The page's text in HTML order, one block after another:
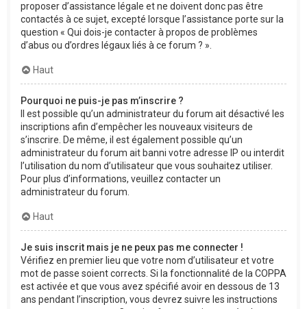
proposer d’assistance légale et ne doivent donc pas être
contactés à ce sujet, excepté lorsque l’assistance porte sur la
question « Qui dois-je contacter à propos de problèmes
d’abus ou d’ordres légaux liés à ce forum ? ».
Haut
Pourquoi ne puis-je pas m’inscrire ?
Il est possible qu’un administrateur du forum ait désactivé les
inscriptions afin d’empêcher les nouveaux visiteurs de
s’inscrire. De même, il est également possible qu’un
administrateur du forum ait banni votre adresse IP ou interdit
l’utilisation du nom d’utilisateur que vous souhaitez utiliser.
Pour plus d’informations, veuillez contacter un
administrateur du forum.
Haut
Je suis inscrit mais je ne peux pas me connecter !
Vérifiez en premier lieu que votre nom d’utilisateur et votre
mot de passe soient corrects. Si la fonctionnalité de la COPPA
est activée et que vous avez spécifié avoir en dessous de 13
ans pendant l’inscription, vous devrez suivre les instructions